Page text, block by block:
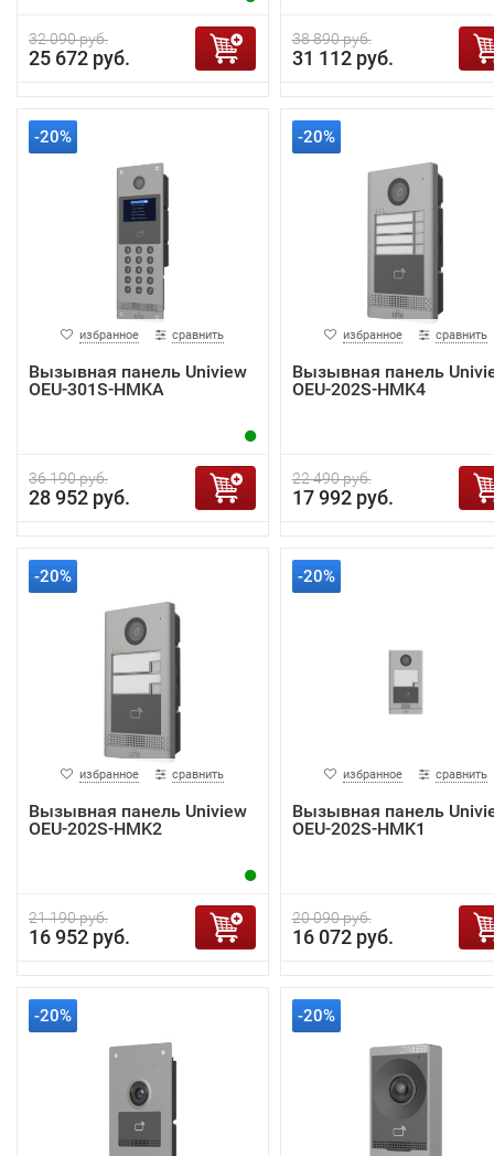
32 090 руб.
25 672 руб.
38 890 руб.
31 112 руб.
-20%
избранное сравнить
Вызывная панель Uniview
OEU-301S-HMKA
36 190 руб.
28 952 руб.
-20%
избранное сравнить
Вызывная панель
OEU-202S-HMK4
22 490 руб.
17 992 руб.
-20%
избранное сравнить
Вызывная панель Uniview
OEU-202S-HMK2
21 190 руб.
16 952 руб.
-20%
избранное сравнить
Вызывная панель
OEU-202S-HMK1
20 090 руб.
16 072 руб.
-20% -20%